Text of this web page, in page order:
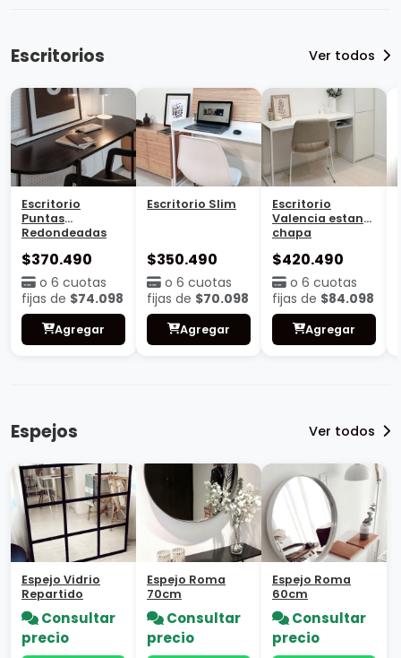
Escritorios Ver todos
Escritorio
Puntas
Redondeadas
$370.490
o 6 cuotas
fijas de $74.098
Agregar
Escritorio Slim
$350.490
o 6 cuotas
fijas de $70.098
Agregar
Escritorio
Valencia estante
chapa
$420.490
o 6 cuotas
fijas de $84.098
Agregar
Espejos Ver todos
Espejo Vidrio
Repartido
Consultar
precio
Espejo Roma
70cm
Consultar
precio
Espejo Roma
60cm
Consultar
precio